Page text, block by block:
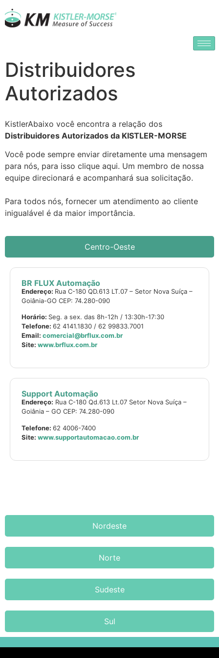
Distribuidores
Autorizados
KistlerAbaixo você encontra a relação dos
Distribuidores Autorizados da KISTLER-MORSE
Você pode sempre enviar diretamente uma mensagem
para nós, para isso clique aqui. Um membro de nossa
equipe direcionará e acompanhará sua solicitação.
Para todos nós, fornecer um atendimento ao cliente
inigualável é da maior importância.
Centro-Oeste
Nordeste
Norte
Sudeste
Sul
BR FLUX Automação
Endereço: Rua C-180 QD.613 LT.07 – Setor Nova Suíça –
Goiânia-GO CEP: 74.280-090
Horário: Seg. a sex. das 8h-12h / 13:30h-17:30
Telefone: 62 4141.1830 / 62 99833.7001
Email: comercial@brflux.com.br
Site: www.brflux.com.br
Support Automação
Endereço: Rua C-180 Qd.613 Lt.07 Setor Nova Suíça –
Goiânia – GO CEP: 74.280-090
Telefone: 62 4006-7400
Site: www.supportautomacao.com.br